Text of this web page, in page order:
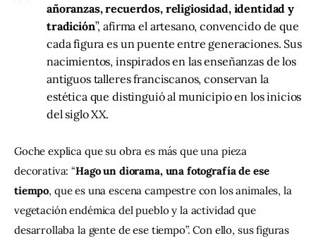
añoranzas, recuerdos, religiosidad, identidad y
tradición”, afirma el artesano, convencido de que
cada figura es un puente entre generaciones. Sus
nacimientos, inspirados en las enseñanzas de los
antiguos talleres franciscanos, conservan la
estética que distinguió al municipio en los inicios
del siglo XX.
Goche explica que su obra es más que una pieza
decorativa: “Hago un diorama, una fotografía de ese
tiempo, que es una escena campestre con los animales, la
vegetación endémica del pueblo y la actividad que
desarrollaba la gente de ese tiempo”. Con ello, sus figuras